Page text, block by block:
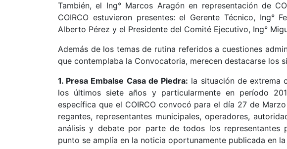
También, el Ing° Marcos Aragón en representación de
COIRCO estuvieron presentes: el Gerente Técnico, Ing°
Alberto Pérez y el Presidente del Comité Ejecutivo, Ing°
Además de los temas de rutina referidos a cuestiones
que contemplaba la Convocatoria, merecen destacarse los
1. Presa Embalse Casa de Piedra: la situación de extrema
los últimos siete años y particularmente en período
específica que el COIRCO convocó para el día 27 de
regantes, representantes municipales, operadores,
análisis y debate por parte de todos los representantes
punto se amplía en la noticia oportunamente publicada en